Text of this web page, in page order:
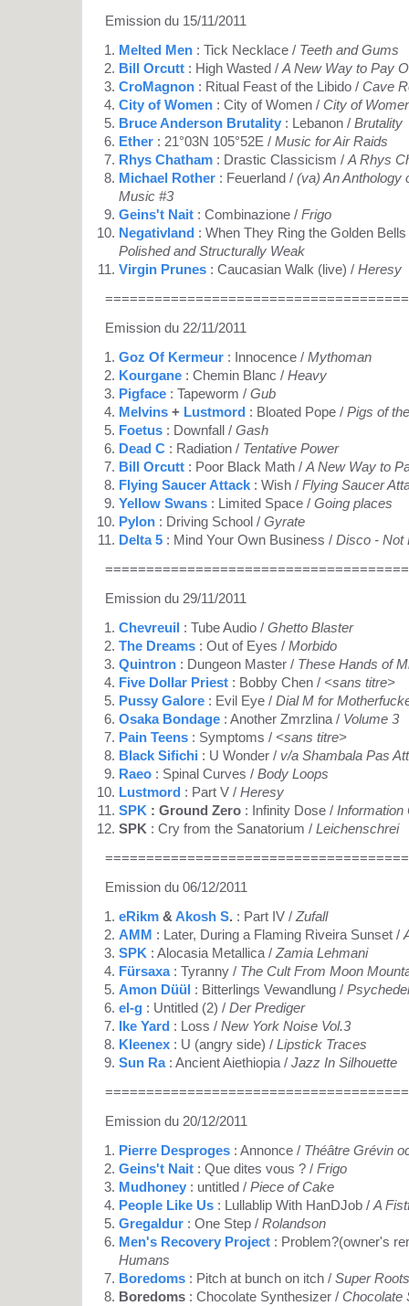
Emission du 15/11/2011
Melted Men : Tick Necklace / Teeth and Gums
Bill Orcutt : High Wasted / A New Way to Pay
CroMagnon : Ritual Feast of the Libido / Cave
City of Women : City of Women / City of
Bruce Anderson Brutality : Lebanon / Brutality
Ether : 21°03N 105°52E / Music for Air Raids
Rhys Chatham : Drastic Classicism / A Rhys
Michael Rother : Feuerland / (va) An Anthology
Music #3
Geins't Nait : Combinazione / Frigo
Negativland : When They Ring the Golden
Polished and Structurally Weak
Virgin Prunes : Caucasian Walk (live) / Heresy
Emission du 22/11/2011
Goz Of Kermeur : Innocence / Mythoman
Kourgane : Chemin Blanc / Heavy
Pigface : Tapeworm / Gub
Melvins + Lustmord : Bloated Pope / Pigs of
Foetus : Downfall / Gash
Dead C : Radiation / Tentative Power
Bill Orcutt : Poor Black Math / A New Way to
Flying Saucer Attack : Wish / Flying Saucer
Yellow Swans : Limited Space / Going places
Pylon : Driving School / Gyrate
Delta 5 : Mind Your Own Business / Disco - Not
Emission du 29/11/2011
Chevreuil : Tube Audio / Ghetto Blaster
The Dreams : Out of Eyes / Morbido
Quintron : Dungeon Master / These Hands of
Five Dollar Priest : Bobby Chen / <sans titre>
Pussy Galore : Evil Eye / Dial M for
Osaka Bondage : Another Zmrzlina / Volume 3
Pain Teens : Symptoms / <sans titre>
Black Sifichi : U Wonder / v/a Shambala Pas
Raeo : Spinal Curves / Body Loops
Lustmord : Part V / Heresy
SPK : Ground Zero : Infinity Dose / Information
SPK : Cry from the Sanatorium / Leichenschrei
Emission du 06/12/2011
eRikm &Akosh S. : Part IV / Zufall
AMM : Later, During a Flaming Riveira Sunset /
SPK : Alocasia Metallica / Zamia Lehmani
Fürsaxa: Tyranny / The Cult From Moon
Amon Düül : Bitterlings Vewandlung /
el-g : Untitled (2) / Der Prediger
Ike Yard : Loss / New York Noise Vol.3
Kleenex : U (angry side) / Lipstick Traces
Sun Ra: Ancient Aiethiopia / Jazz In Silhouette
Emission du 20/12/2011
Pierre Desproges : Annonce / Théâtre Grévin
Geins't Nait : Que dites vous ? / Frigo
Mudhoney : untitled / Piece of Cake
People Like Us : Lullablip With HanDJob / A
Gregaldur : One Step / Rolandson
Men's Recovery Project : Problem?(owner's
Humans
Boredoms : Pitch at bunch on itch / Super Roots
Boredoms : Chocolate Synthesizer / Chocolate